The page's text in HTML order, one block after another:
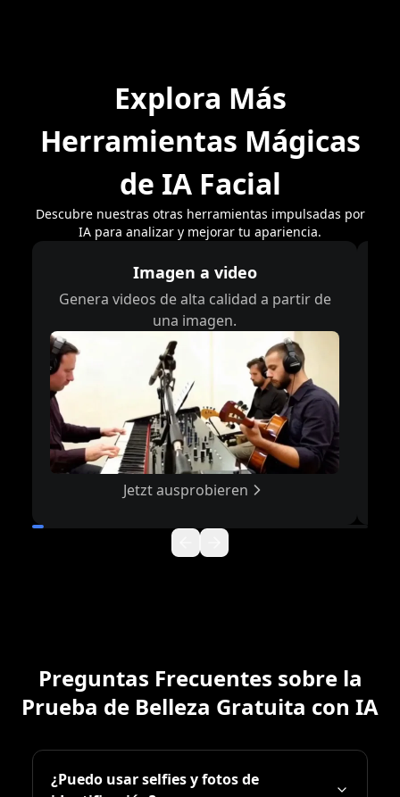
Explora Más
Herramientas Mágicas
de IA Facial
Descubre nuestras otras herramientas impulsadas por
IA para analizar y mejorar tu apariencia.
Imagen a video
Genera videos de alta calidad a partir de
una imagen.
Jetzt ausprobieren
Preguntas Frecuentes sobre la
Prueba de Belleza Gratuita con IA
¿Puedo usar selfies y fotos de